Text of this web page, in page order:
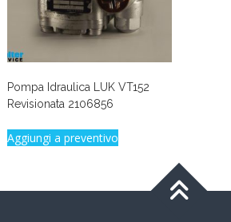
Pompa Idraulica LUK VT152
Revisionata 2106856
Aggiungi a preventivo